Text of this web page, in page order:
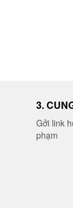
3.
Gởi link
phạm